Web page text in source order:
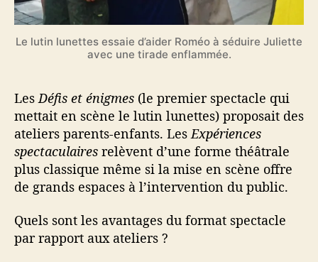
Le lutin lunettes essaie d’aider Roméo à séduire Juliette
avec une tirade enflammée.
LesDéfis et énigmes (le premier spectacle qui
mettait en scène le lutin lunettes) proposait des
ateliers parents-enfants. LesExpériences
spectaculaires relèvent d’une forme théâtrale
plus classique même si la mise en scène offre
de grands espaces à l’intervention du public.
Quels sont les avantages du format spectacle
par rapport aux ateliers ?